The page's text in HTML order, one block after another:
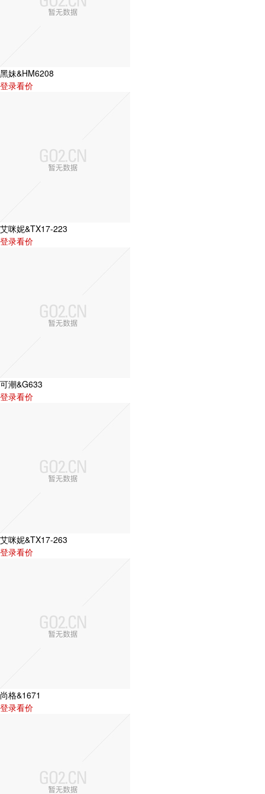
黑妹&HM6208
登录看价
艾咪妮&TX17-223
登录看价
可潮&G633
登录看价
艾咪妮&TX17-263
登录看价
尚格&1671
登录看价